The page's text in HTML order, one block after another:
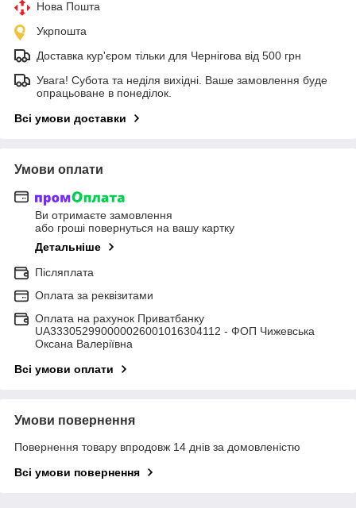
Нова Пошта
Укрпошта
Доставка кур'єром тільки для Чернігова від 500 грн
Увага! Субота та неділя вихідні. Ваше замовлення буде
опрацьоване в понеділок.
Всі умови доставки
Умови оплати
Ви отримаєте замовлення
або гроші повернуться на вашу картку
Детальніше
Післяплата
Оплата за реквізитами
Оплата на рахунок Приватбанку
UA333052990000026001016304112 - ФОП Чижевська
Оксана Валеріївна
Всі умови оплати
Умови повернення
Повернення товару впродовж 14 днів за домовленістю
Всі умови повернення